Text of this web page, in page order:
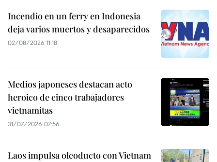
Incendio en un ferry en Indonesia
deja varios muertos y desaparecidos
02/08/2026 11:18
Medios japoneses destacan acto
heroico de cinco trabajadores
vietnamitas
31/07/2026 07:56
Laos impulsa oleoducto con Vietnam